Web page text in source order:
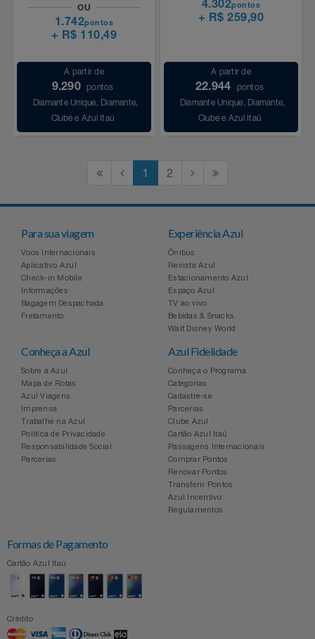
OU
1.742pontos
+ R$ 110,49
A partir de
9.290
pontos
Diamante Unique, Diamante,
Clube e Azul Itaú
4.302pontos
+ R$ 259,90
A partir de
22.944
pontos
Diamante Unique, Diamante,
Clube e Azul Itaú
1 2
Para sua viagem
Voos Internacionais
Aplicativo Azul
Check-in Mobile
Informações
Bagagem Despachada
Fretamento
Experiência Azul
Ônibus
Revista Azul
Estacionamento Azul
Espaço Azul
TV ao vivo
Bebidas & Snacks
Walt Disney World
Conheça a Azul
Sobre a Azul
Mapa de Rotas
Azul Viagens
Imprensa
Trabalhe na Azul
Política de Privacidade
Responsabilidade Social
Parcerias
Azul Fidelidade
Conheça o Programa
Categorias
Cadastre-se
Parcerias
Clube Azul
Cartão Azul Itaú
Passagens Internacionais
Comprar Pontos
Renovar Pontos
Transferir Pontos
Azul Incentivo
Regulamentos
Formas de Pagamento
Cartão Azul Itaú
Crédito